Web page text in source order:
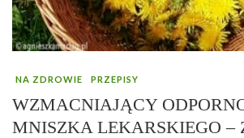
NA ZDROWIE PRZEPISY
WZMACNIAJĄCY
MNISZKA LEKARSKIEGO –